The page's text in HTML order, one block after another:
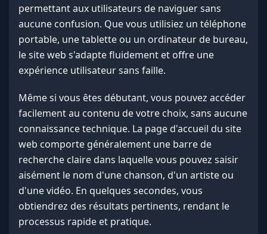
permettant aux utilisateurs de naviguer sans
aucune confusion. Que vous utilisiez un téléphone
portable, une tablette ou un ordinateur de bureau,
le site web s'adapte fluidement et offre une
expérience utilisateur sans faille.
Même si vous êtes débutant, vous pouvez accéder
facilement au contenu de votre choix, sans aucune
connaissance technique. La page d'accueil du site
web comporte généralement une barre de
recherche claire dans laquelle vous pouvez saisir
aisément le nom d'une chanson, d'un artiste ou
d'une vidéo. En quelques secondes, vous
obtiendrez des résultats pertinents, rendant le
processus rapide et pratique.